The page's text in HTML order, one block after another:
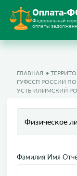
Оплата-
Федеральный
оплаты
ГЛАВНАЯ
ГУФССП РОССИИ
УСТЬ-ИЛИМСКИЙ
Физическое
Фамилия Имя